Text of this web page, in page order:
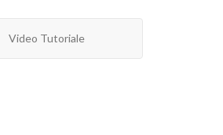
Video Tutoriale